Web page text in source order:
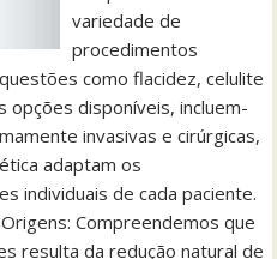
variedade de
procedimentos
como flacidez, celulite
opções disponíveis, incluem-
invasivas e cirúrgicas,
adaptam os
individuais de cada paciente.
Compreendemos que
resulta da redução natural de